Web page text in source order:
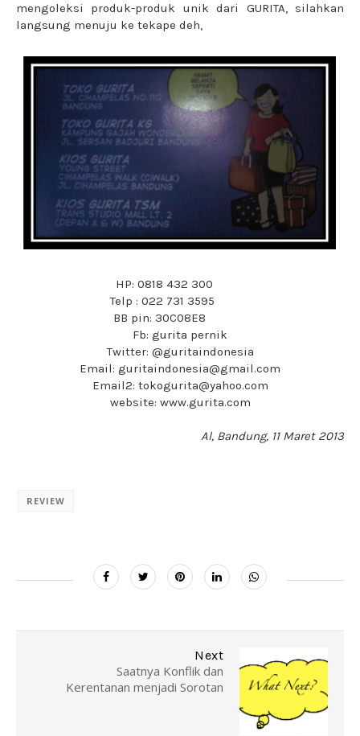
mengoleksi produk-produk unik dari GURITA, silahkan
langsung menuju ke tekape deh,
HP: 0818 432 300
Telp : 022 731 3595
BB pin: 30C08E8
Fb: gurita pernik
Twitter: @guritaindonesia
Email: guritaindonesia@gmail.com
Email2: tokogurita@yahoo.com
website: www.gurita.com
Al, Bandung, 11 Maret 2013
REVIEW
Next
Saatnya Konflik dan
Kerentanan menjadi Sorotan